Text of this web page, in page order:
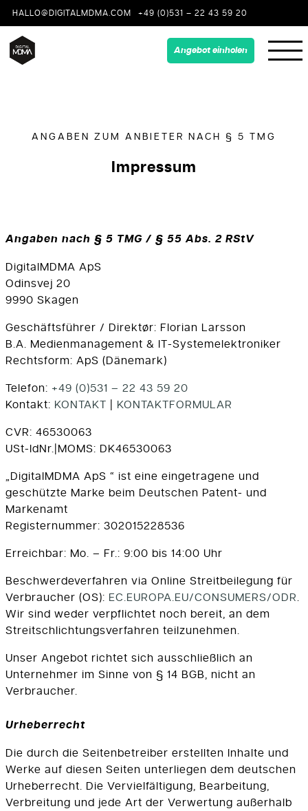
HALLO@DIGITALMDMA.COM +49 (0)531 – 22 43 59 20
Angebot einholen
ANGABEN ZUM ANBIETER NACH § 5 TMG
Impressum
Angaben nach § 5 TMG / § 55 Abs. 2 RStV
DigitalMDMA ApS
Odinsvej 20
9990 Skagen
Geschäftsführer / Direktør: Florian Larsson
B.A. Medienmanagement & IT-Systemelektroniker
Rechtsform: ApS (Dänemark)
Telefon: +49 (0)531 – 22 43 59 20
Kontakt: KONTAKT | KONTAKTFORMULAR
CVR: 46530063
USt-IdNr.|MOMS: DK46530063
„DigitalMDMA ApS “ ist eine eingetragene und
geschützte Marke beim Deutschen Patent- und
Markenamt
Registernummer: 302015228536
Erreichbar: Mo. – Fr.: 9:00 bis 14:00 Uhr
Beschwerdeverfahren via Online Streitbeilegung für
Verbraucher (OS): EC.EUROPA.EU/CONSUMERS/ODR
Wir sind weder verpflichtet noch bereit, an dem
Streitschlichtungsverfahren teilzunehmen.
Unser Angebot richtet sich ausschließlich an
Unternehmer im Sinne von § 14 BGB, nicht an
Verbraucher.
Urheberrecht
Die durch die Seitenbetreiber erstellten Inhalte und
Werke auf diesen Seiten unterliegen dem deutschen
Urheberrecht. Die Vervielfältigung, Bearbeitung,
Verbreitung und jede Art der Verwertung außerhalb